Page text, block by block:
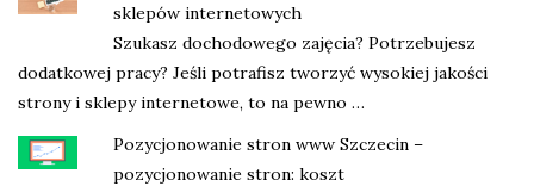
sklepów internetowych
Szukasz dochodowego zajęcia? Potrzebujesz
dodatkowej pracy? Jeśli potrafisz tworzyć wysokiej jakości
strony i sklepy internetowe, to na pewno …
Pozycjonowanie stron www Szczecin –
pozycjonowanie stron: koszt